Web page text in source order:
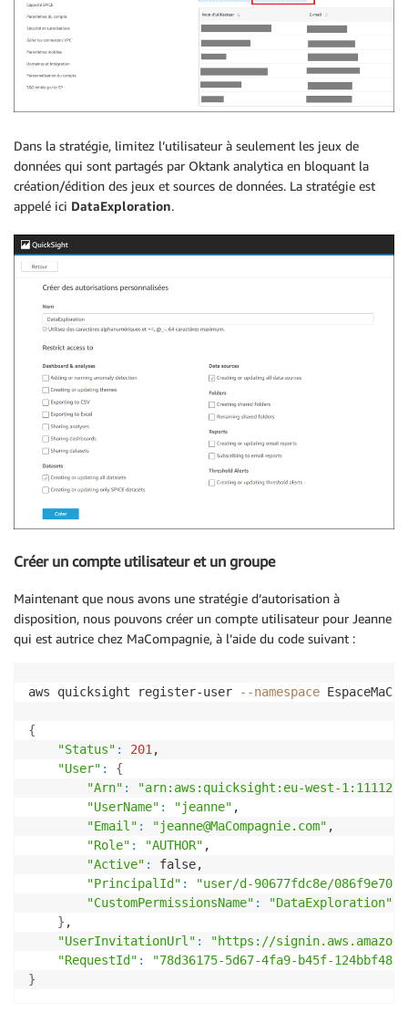
Dans la stratégie, limitez l’utilisateur à seulement les jeux de
données qui sont partagés par Oktank analytica en bloquant la
création/édition des jeux et sources de données. La stratégie est
appelé ici DataExploration.
Créer un compte utilisateur et un groupe
Maintenant que nous avons une stratégie d’autorisation à
disposition, nous pouvons créer un compte utilisateur pour Jeanne
qui est autrice chez MaCompagnie, à l’aide du code suivant :
aws quicksight register-user --namespace
{
"Status" : 201 ,
"User" :
{
"Arn" :
"arn:aws:quicksight:eu-west-
"UserName" : "jeanne" ,
"Email" : "jeanne@MaCompagnie.com" ,
"Role" : "AUTHOR" ,
"Active" :
false,
"PrincipalId" :
"user/d-90677fdc8e/086f9e70-
"CustomPermissionsName" :
"DataExploration"
} ,
"UserInvitationUrl" :
"https://
"RequestId" :
"78d36175-5d67-4fa9-b45f-
}